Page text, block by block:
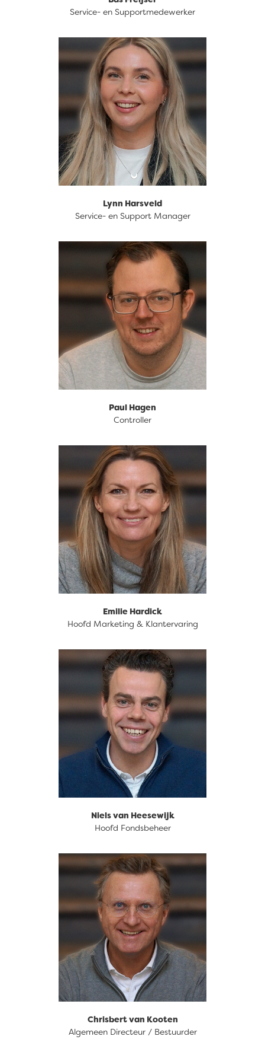
Service- en Supportmedewerker
088 633 94 63
Lynn Harsveld
Service- en Support Manager
088 633 94 63
Paul Hagen
Controller
088 633 94 63
Emilie Hardick
Hoofd Marketing & Klantervaring
088 633 94 63
Niels van Heesewijk
Hoofd Fondsbeheer
088 633 94 63
Chrisbert van Kooten
Algemeen Directeur / Bestuurder